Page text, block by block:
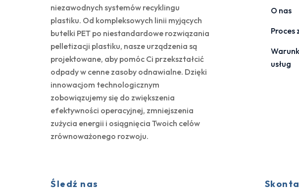
niezawodnych systemów recyklingu
plastiku. Od kompleksowych linii myjących
butelki PET po niestandardowe rozwiązania
pelletizacji plastiku, nasze urządzenia są
projektowane, aby pomóc Ci przekształcić
odpady w cenne zasoby odnawialne. Dzięki
innowacjom technologicznym
zobowiązujemy się do zwiększenia
efektywności operacyjnej, zmniejszenia
zużycia energii i osiągnięcia Twoich celów
zrównoważonego rozwoju.
O nas
Proces
usług
Śledź nas